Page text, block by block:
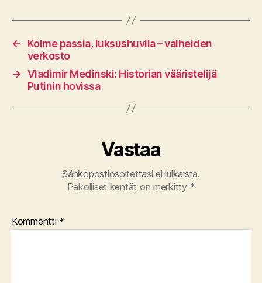
←
Kolme passia, luksushuvila – valheiden
verkosto
→ Vladimir Medinski: Historian vääristelijä
Putinin hovissa
Vastaa
Sähköpostiosoitettasi ei julkaista.
Pakolliset kentät on merkitty *
Kommentti *